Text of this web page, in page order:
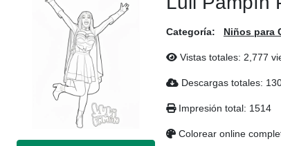
Categoría: Niños para
Vistas totales: 2,777
Descargas totales:
Impresión total: 1514
Colorear online